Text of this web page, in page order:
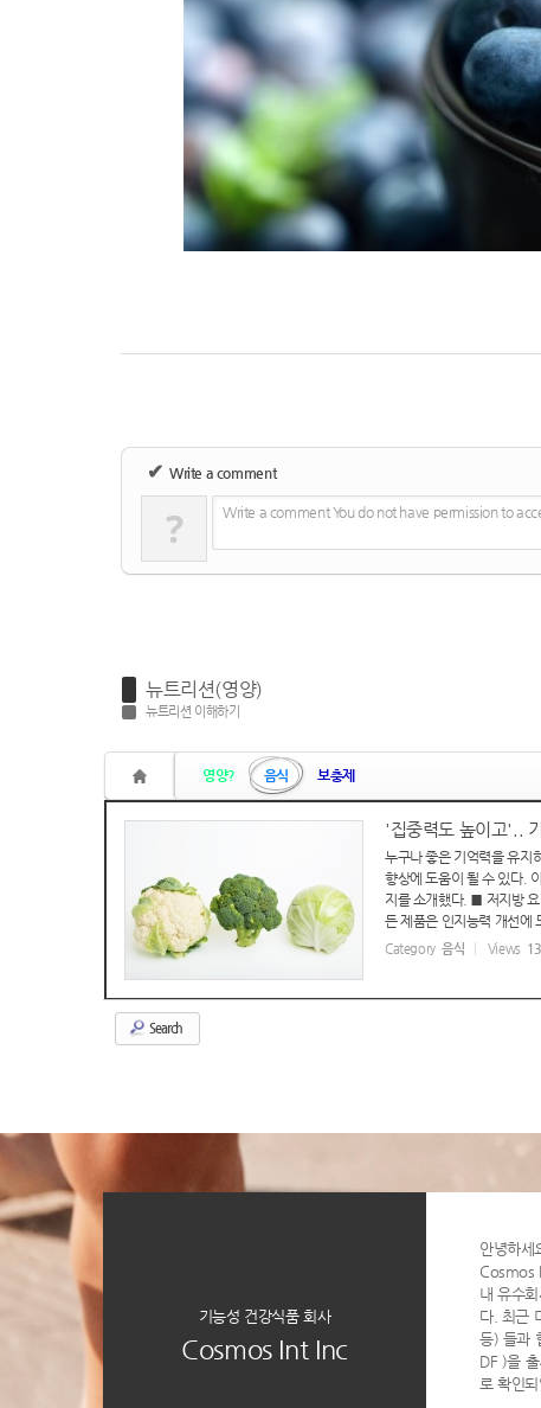
✔ Write a comment
? Write a comment You do not have permission to
뉴트리션(영양)
뉴트리션 이해하기
영양? 음식
보충제
'집중력도 높이고'..
누구나 좋은 기억력을 유지
향상에 도움이 될 수 있다.
지를 소개했다. ■ 저지방
든 제품은 인지능력 개선에
Category 음식 Views
Search
기능성 건강식품 회사
Cosmos Int Inc
안녕하세
Cosmos
내 유수
다. 최근
등) 들과
DF )을
로 확인되